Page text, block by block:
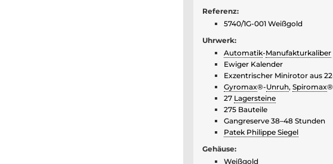
Referenz:
5740/1G-001 Weißgold
Uhrwerk:
Automatik-Manufakturkaliber
Ewiger Kalender
Exzentrischer Minirotor aus
Gyromax®-Unruh, Spiromax
27 Lagersteine
275 Bauteile
Gangreserve 38–48 Stunden
Patek Philippe Siegel
Gehäuse:
Weißgold